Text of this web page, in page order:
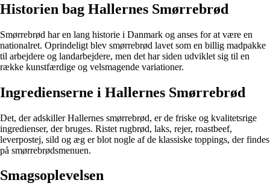
Historien bag Hallernes Smørrebrød
Smørrebrød har en lang historie i Danmark og anses for at være en
nationalret. Oprindeligt blev smørrebrød lavet som en billig madpakke
til arbejdere og landarbejdere, men det har siden udviklet sig til en
række kunstfærdige og velsmagende variationer.
Ingredienserne i Hallernes Smørrebrød
Det, der adskiller Hallernes smørrebrød, er de friske og kvalitetsrige
ingredienser, der bruges. Ristet rugbrød, laks, rejer, roastbeef,
leverpostej, sild og æg er blot nogle af de klassiske toppings, der findes
på smørrebrødsmenuen.
Smagsoplevelsen